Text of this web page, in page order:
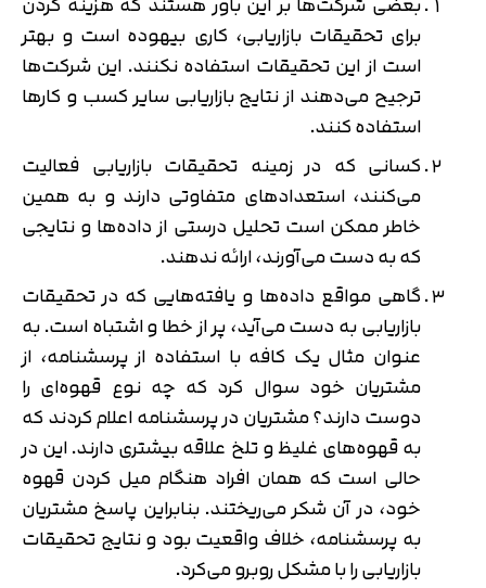
برای تحقیقات بازاریابی، کاری بیهوده است و بهتر
است از این تحقیقات استفاده نکنند. این شرکت‌ها
ترجیح می‌دهند از نتایج بازاریابی سایر کسب و کارها
استفاده کنند.
کسانی که در زمینه تحقیقات بازاریابی فعالیت
می‌کنند، استعدادهای متفاوتی دارند و به همین
خاطر ممکن است تحلیل درستی از داده‌ها و نتایجی
که به دست می‌آورند، ارائه ندهند.
گاهی مواقع داده‌ها و یافته‌هایی که در تحقیقات
بازاریابی به دست می‌آید، پر از خطا و اشتباه است. به
عنوان مثال یک کافه با استفاده از پرسشنامه، از
مشتریان خود سوال کرد که چه نوع قهوه‌ای را
دوست دارند؟ مشتریان در پرسشنامه اعلام کردند که
به قهوه‌های غلیظ و تلخ علاقه بیشتری دارند. این در
حالی است که همان افراد هنگام میل کردن قهوه
خود، در آن شکر می‌ریختند. بنابراین پاسخ مشتریان
به پرسشنامه، خلاف واقعیت بود و نتایج تحقیقات
بازاریابی را با مشکل روبرو می‌کرد.
تایید کد
کد ارسال شده را وارد کنید
تایید کد
دریافت مجدد کد:
متوجه شدم